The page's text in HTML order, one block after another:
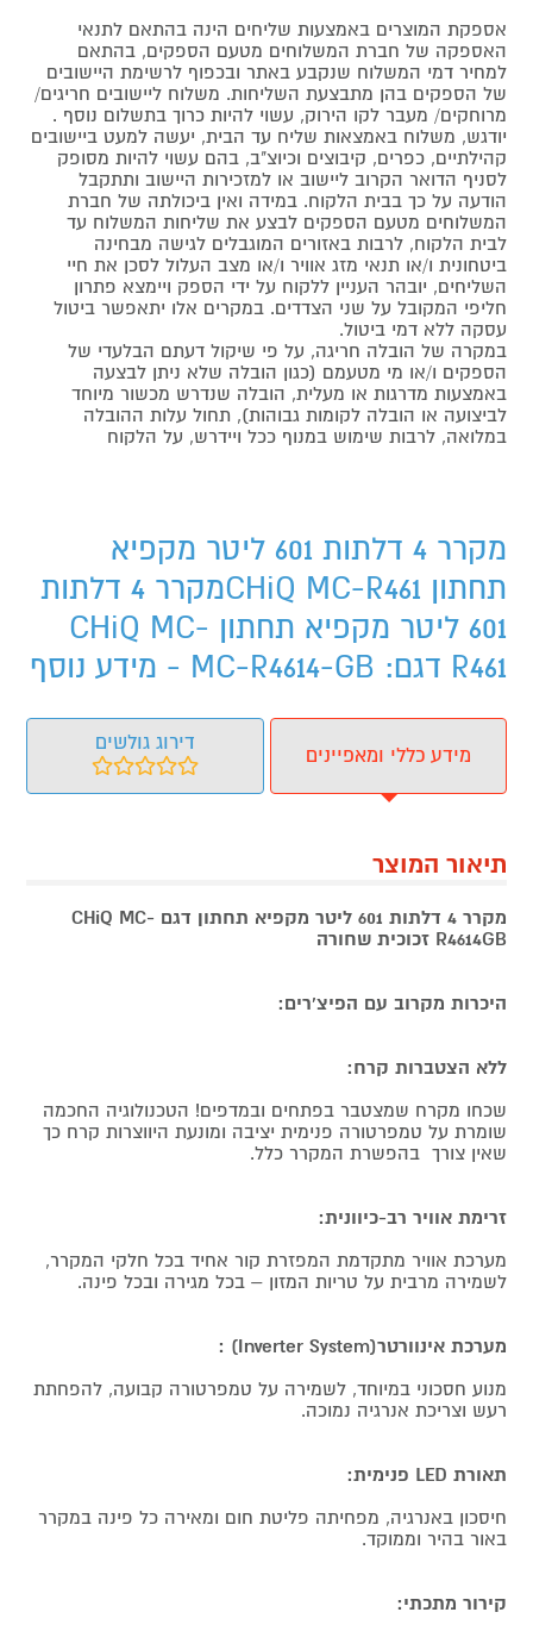
אספקת המוצרים באמצעות שליחים הינה בהתאם לתנאי
האספקה של חברת המשלוחים מטעם הספקים, בהתאם
למחיר דמי המשלוח שנקבע באתר ובכפוף לרשימת היישובים
של הספקים בהן מתבצעת השליחות. משלוח ליישובים חריגים/
מרוחקים/ מעבר לקו הירוק, עשוי להיות כרוך בתשלום נוסף .
יודגש, משלוח באמצאות שליח עד הבית, יעשה למעט ביישובים
קהילתיים, כפרים, קיבוצים וכיוצ"ב, בהם עשוי להיות מסופק
לסניף הדואר הקרוב ליישוב או למזכירות היישוב ותתקבל
הודעה על כך בבית הלקוח. במידה ואין ביכולתה של חברת
המשלוחים מטעם הספקים לבצע את שליחות המשלוח עד
לבית הלקוח, לרבות באזורים המוגבלים לגישה מבחינה
ביטחונית ו/או תנאי מזג אוויר ו/או מצב העלול לסכן את חיי
השליחים, יובהר העניין ללקוח על ידי הספק ויימצא פתרון
חליפי המקובל על שני הצדדים. במקרים אלו יתאפשר ביטול
עסקה ללא דמי ביטול.
במקרה של הובלה חריגה, על פי שיקול דעתם הבלעדי של
הספקים ו/או מי מטעמם (כגון הובלה שלא ניתן לבצעה
באמצעות מדרגות או מעלית, הובלה שנדרש מכשור מיוחד
לביצועה או הובלה לקומות גבוהות), תחול עלות ההובלה
במלואה, לרבות שימוש במנוף ככל ויידרש, על הלקוח
מקרר 4 דלתות 601 ליטר מקפיא
תחתון CHiQ MC-R461מקרר 4 דלתות
601 ליטר מקפיא תחתון CHiQ MC-
R461 דגם: MC-R4614-GB - מידע נוסף
מידע כללי ומאפיינים
דירוג גולשים
תיאור המוצר
מקרר 4 דלתות 601 ליטר מקפיא תחתון דגם CHiQ MC-
R4614GB זכוכית שחורה
היכרות מקרוב עם הפיצ'רים:
ללא הצטברות קרח:
שכחו מקרח שמצטבר בפתחים ובמדפים! הטכנולוגיה החכמה
שומרת על טמפרטורה פנימית יציבה ומונעת היווצרות קרח כך
שאין צורך בהפשרת המקרר כלל.
זרימת אוויר רב-כיוונית:
מערכת אוויר מתקדמת המפזרת קור אחיד בכל חלקי המקרר,
לשמירה מרבית על טריות המזון – בכל מגירה ובכל פינה.
מערכת אינוורטר(Inverter System) :
מנוע חסכוני במיוחד, לשמירה על טמפרטורה קבועה, להפחתת
רעש וצריכת אנרגיה נמוכה.
תאורת LED פנימית:
חיסכון באנרגיה, מפחיתה פליטת חום ומאירה כל פינה במקרר
באור בהיר וממוקד.
קירור מתכתי: